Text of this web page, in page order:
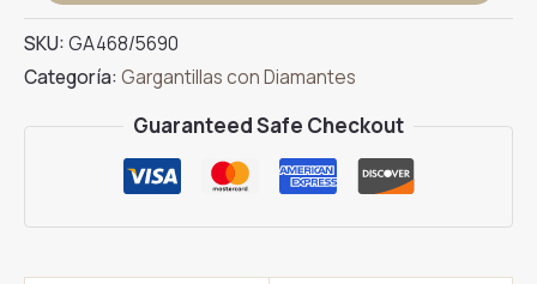
de
Oro
con
SKU:GA468/5690
Categoría:Gargantillas con Diamantes
Guaranteed Safe Checkout